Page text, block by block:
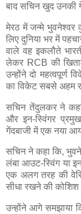
बाद सचिन खुद उनकी
मेरठ में जन्मे भुवनेश्वर
लिए दुनिया भर में
वाले वह इकलौते
लेकर RCB की
उन्होंने दो महत्वपूर्ण
का विकेट सबसे अहम
सचिन तेंदुलकर ने
और इन-स्विंगर
गेंदबाजी में एक नया
सचिन ने कहा कि,
लंबा आउट-स्विंग या
एक अलग तरह की
सीधा रखने की कोशिश
उन्होंने आगे समझाया